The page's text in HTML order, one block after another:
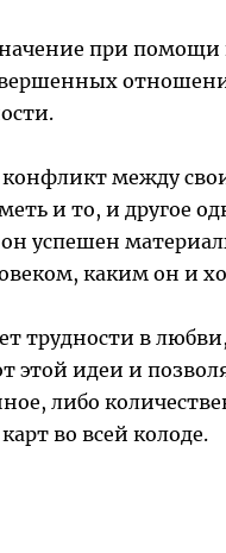
при помощи
конфликт между
и то, и другое
успешен
каким он и
трудности в
этой идеи и
либо
во всей колоде.